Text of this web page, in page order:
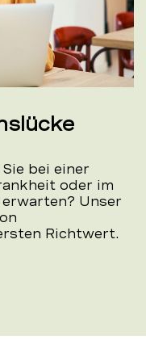
bei einer
oder im
Unser
Richtwert.